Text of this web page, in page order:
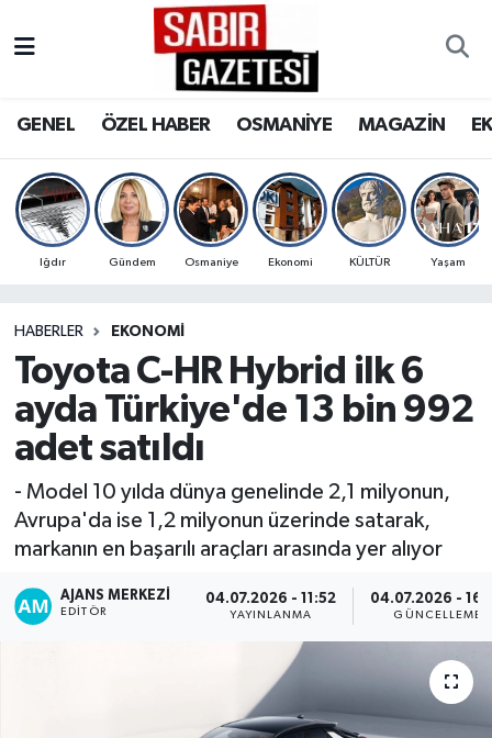
GENEL ÖZEL HABER OSMANİYE MAGAZİN
Iğdır Gündem Osmaniye Ekonomi KÜLTÜR Yaşam
HABERLER EKONOMI
Toyota C-HR Hybrid ilk 6
ayda Türkiye'de 13 bin 992
adet satıldı
- Model 10 yılda dünya genelinde 2,1 milyonun,
Avrupa'da ise 1,2 milyonun üzerinde satarak,
markanın en başarılı araçları arasında yer alıyor
AJANS MERKEZI
EDITÖR
04.07.2026 - 11:52
YAYINLANMA
04.07.2026 -
GÜNCELLEME
OSMANİYE
MAGAZİN
SPOR
RESMİ İLANLAR
Osmaniye Nöbetçi Eczaneler
Osmaniye Trafik Yoğunluk Haritası
Süper Lig Puan Durumu ve Fikstür
Son Dakika Haberleri
Haber Arşivi